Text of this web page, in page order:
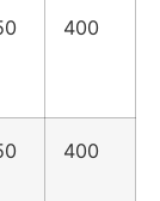
400
400